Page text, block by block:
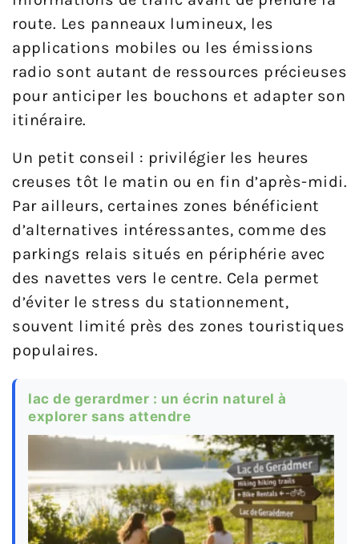
route. Les panneaux lumineux, les
applications mobiles ou les émissions
radio sont autant de ressources précieuses
pour anticiper les bouchons et adapter son
itinéraire.
Un petit conseil : privilégier les heures
creuses tôt le matin ou en fin d’après-midi.
Par ailleurs, certaines zones bénéficient
d’alternatives intéressantes, comme des
parkings relais situés en périphérie avec
des navettes vers le centre. Cela permet
d’éviter le stress du stationnement,
souvent limité près des zones touristiques
populaires.
lac de gerardmer : un écrin naturel à
explorer sans attendre